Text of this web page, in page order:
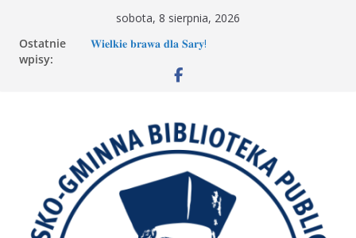
treści
sobota, 8 sierpnia, 2026
Ostatnie
wpisy:
𝐖𝐢𝐞𝐥𝐤𝐢𝐞 𝐛𝐫𝐚𝐰𝐚 𝐝𝐥𝐚 𝐒𝐚𝐫𝐲!
„Wyścig marzeń” na spotkaniu MDKK
Spotkanie Młodzieżowego Dyskusyjnego Klubu
Książki